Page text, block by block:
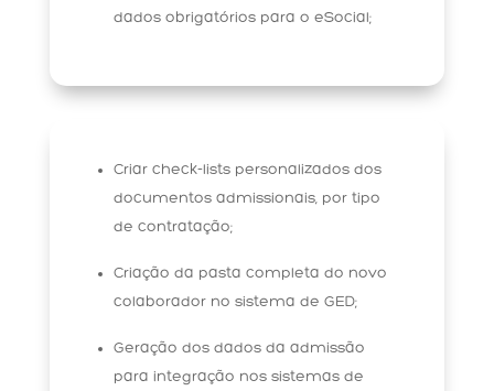
dados obrigatórios para o eSocial;
Criar check-lists personalizados dos
documentos admissionais, por tipo
de contratação;
Criação da pasta completa do novo
colaborador no sistema de GED;
Geração dos dados da admissão
para integração nos sistemas de